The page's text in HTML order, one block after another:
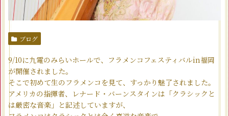
ブログ
9/10に九電のみらいホールで、フラメンコフェスティバルin福岡
が開催されました。
そこで初めて生のフラメンコを見て、すっかり魅了されました。
アメリカの指揮者、レナード・バーンスタインは「クラシックと
は厳密な音楽」と記述していますが、